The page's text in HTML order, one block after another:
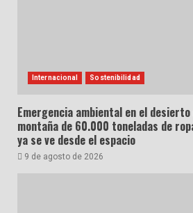
Internacional Sostenibilidad
Emergencia ambiental en el
montaña de 60.000 toneladas de
ya se ve desde el espacio
9 de agosto de 2026